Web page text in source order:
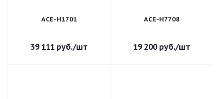
ACE-H1701
39 111 руб./шт
ACE-H7708
19 200руб./шт